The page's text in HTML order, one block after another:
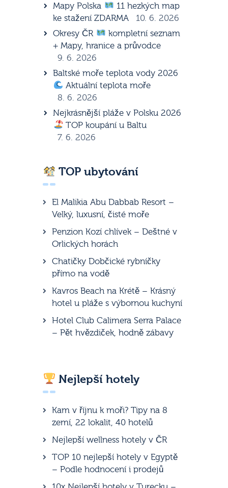
Mapy Polska
11 hezkých map
ke stažení ZDARMA
10. 6. 2026
Okresy ČR
kompletní seznam
+ Mapy, hranice a průvodce
9. 6. 2026
Baltské moře teplota vody 2026
Aktuální teplota moře
8. 6. 2026
Nejkrásnější pláže v Polsku 2026
TOP koupání u Baltu
7. 6. 2026
TOP ubytování
El Malikia Abu Dabbab Resort –
Velký, luxusní, čisté moře
Penzion Kozí chlívek – Deštné v
Orlických horách
Chatičky Dobčické rybníčky
přímo na vodě
Kavros Beach na Krétě – Krásný
hotel u pláže s výbornou kuchyní
Hotel Club Calimera Serra Palace
– Pět hvězdiček, hodně zábavy
Nejlepší hotely
Kam v říjnu k moři? Tipy na 8
zemí, 22 lokalit, 40 hotelů
Nejlepší wellness hotely v ČR
TOP 10 nejlepší hotely v Egyptě
– Podle hodnocení i prodejů